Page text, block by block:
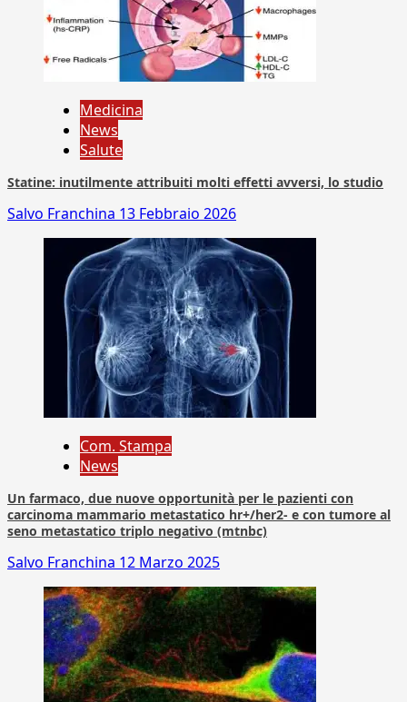
Medicina
News
Salute
Statine: inutilmente attribuiti molti effetti avversi, lo studio
Salvo Franchina 13 Febbraio 2026
Com. Stampa
News
Un farmaco, due nuove opportunità per le pazienti con
carcinoma mammario metastatico hr+/her2- e con tumore al
seno metastatico triplo negativo (mtnbc)
Salvo Franchina 12 Marzo 2025